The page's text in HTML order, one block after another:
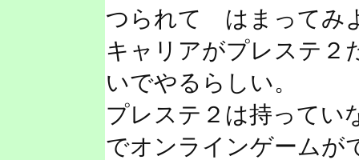
つられて はまってみ
キャリアがプレステ２
いでやるらしい。
プレステ２は持ってい
でオンラインゲームが